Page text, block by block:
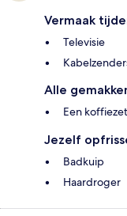
Vermaak
Televisie
Alle
Een
Jezelf
Badkuip
Haardroger